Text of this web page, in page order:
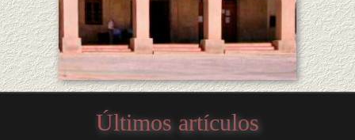
Últimos artículos